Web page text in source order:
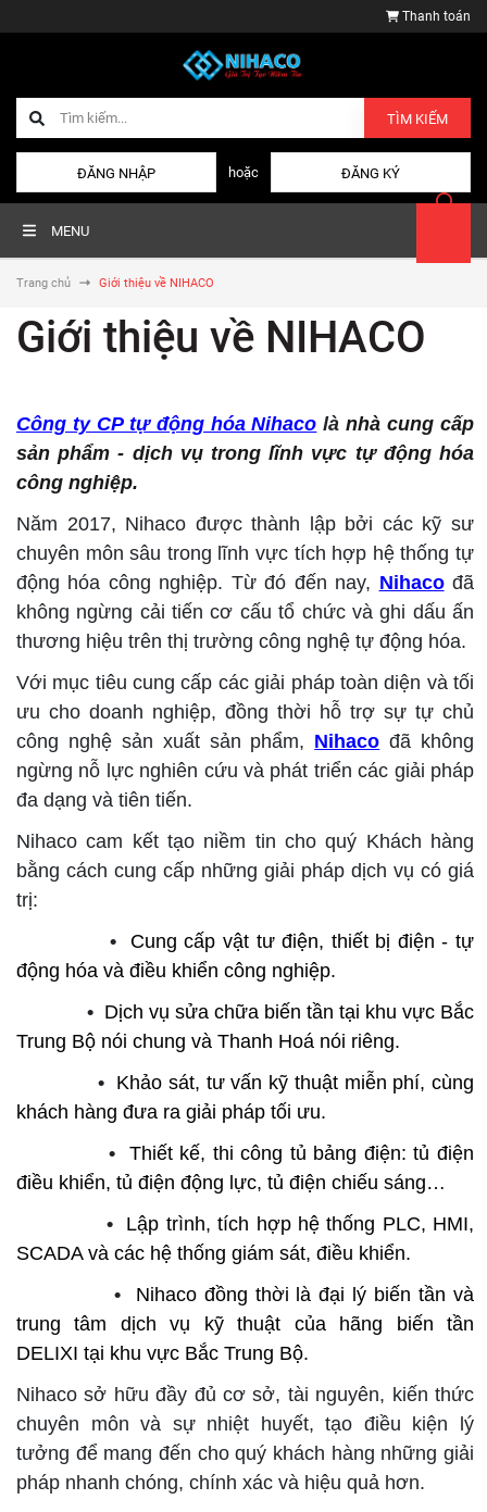
Thanh toán
TÌM KIẾM
ĐĂNG NHẬP hoặc ĐĂNG KÝ
MENU
Trang chủ Giới thiệu về NIHACO
Giới thiệu về NIHACO
Công ty CP tự động hóa Nihaco lànhà cung cấp
sản phẩm - dịch vụ trong lĩnh vực tự động hóa
công nghiệp.
Năm 2017, Nihaco được thành lập bởi các kỹ sư
chuyên môn sâu trong lĩnh vực tích hợp hệ thống tự
động hóa công nghiệp. Từ đó đến nay, Nihacođã
không ngừng cải tiến cơ cấu tổ chức và ghi dấu ấn
thương hiệu trên thị trường công nghệ tự động hóa.
Với mục tiêu cung cấp các giải pháp toàn diện và tối
ưu cho doanh nghiệp, đồng thời hỗ trợ sự tự chủ
công nghệ sản xuất sản phẩm, Nihaco đã không
ngừng nỗ lực nghiên cứu và phát triển các giải pháp
đa dạng và tiên tiến.
Nihaco cam kết tạo niềm tin cho quý Khách hàng
bằng cách cung cấp những giải pháp dịch vụ có giá
trị:
• Cung cấp vật tư điện, thiết bị điện - tự
động hóa và điều khiển công nghiệp.
• Dịch vụ sửa chữa biến tần tại khu vực Bắc
Trung Bộ nói chung và Thanh Hoá nói riêng.
• Khảo sát, tư vấn kỹ thuật miễn phí, cùng
khách hàng đưa ra giải pháp tối ưu.
• Thiết kế, thi công tủ bảng điện: tủ điện
điều khiển, tủ điện động lực, tủ điện chiếu sáng…
• Lập trình, tích hợp hệ thống PLC, HMI,
SCADA và các hệ thống giám sát, điều khiển.
• Nihaco đồng thời là đại lý biến tần và
trung tâm dịch vụ kỹ thuật của hãng biến tần
DELIXI tại khu vực Bắc Trung Bộ.
Nihaco sở hữu đầy đủ cơ sở, tài nguyên, kiến thức
chuyên môn và sự nhiệt huyết, tạo điều kiện lý
tưởng để mang đến cho quý khách hàng những giải
pháp nhanh chóng, chính xác và hiệu quả hơn.